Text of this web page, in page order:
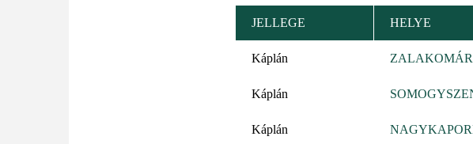
JELLEGE HELYE
Káplán ZALAKOMÁR
Káplán
Káplán